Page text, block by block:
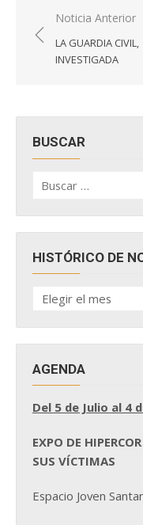
Navegación
de
entradas
Noticia Anterior
LA GUARDIA CIVIL,
INVESTIGADA
BUSCAR
por:
HISTÓRICO DE
HISTÓRICO
DE
AGENDA
Del 5 de Julio al 4
EXPO DE
SUS VÍCTIMAS
Espacio Joven